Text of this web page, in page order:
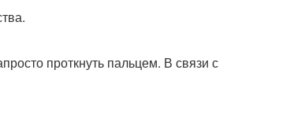
проткнуть пальцем. В связи с